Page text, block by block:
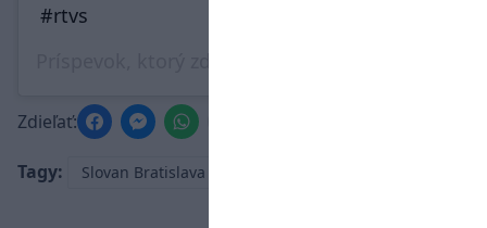
#rtvs
Zdieľať:
Tagy: Slovan Bratislava